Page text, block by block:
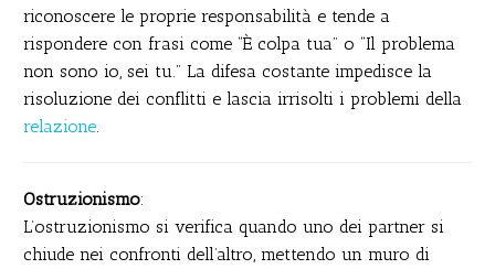
riconoscere le proprie responsabilità e tende a
rispondere con frasi come “È colpa tua” o “Il problema
non sono io, sei tu.” La difesa costante impedisce la
risoluzione dei conflitti e lascia irrisolti i problemi della
relazione.
Ostruzionismo:
L’ostruzionismo si verifica quando uno dei partner si
chiude nei confronti dell’altro, mettendo un muro di